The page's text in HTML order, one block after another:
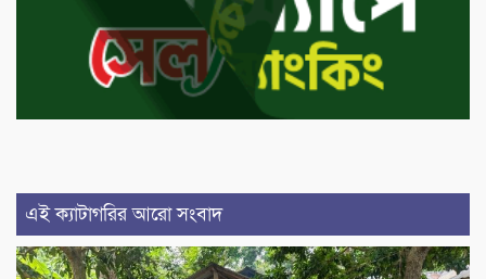
এই ক্যাটাগরির আরো সংবাদ